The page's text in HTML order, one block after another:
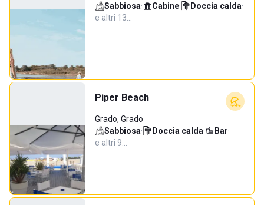
Sabbiosa· Cabine· Doccia calda·
e altri 13…
Piper Beach
Grado, Grado
Sabbiosa· Doccia calda· Bar·
e altri 9…